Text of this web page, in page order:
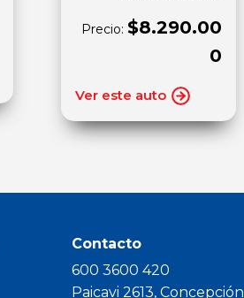
Precio: $8.290.00
0
Ver este auto
Contacto
600 3600 420
Paicavi 2613, Concepción